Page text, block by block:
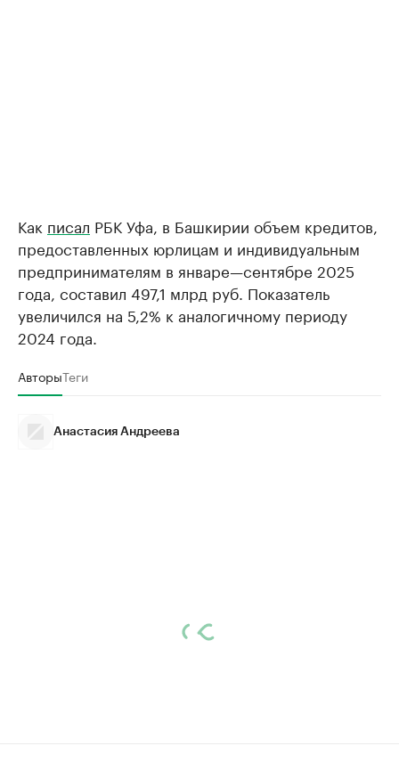
Как писал РБК Уфа, в Башкирии объем кредитов,
предоставленных юрлицам и индивидуальным
предпринимателям в январе—сентябре 2025
года, составил 497,1 млрд руб. Показатель
увеличился на 5,2% к аналогичному периоду
2024 года.
АвторыТеги
Анастасия Андреева